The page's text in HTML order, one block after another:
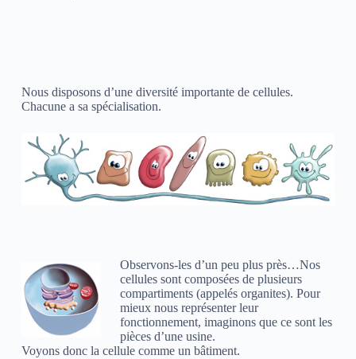
Nous disposons d’une diversité importante de cellules.
Chacune a sa spécialisation.
Observons-les d’un peu plus près…Nos
cellules sont composées de plusieurs
compartiments (appelés organites). Pour
mieux nous représenter leur
fonctionnement, imaginons que ce sont les
pièces d’une usine.
Voyons donc la cellule comme un bâtiment.